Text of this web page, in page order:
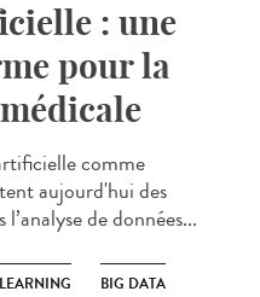
: une
pour la
comme
aujourd'hui des
de données...
BIG DATA